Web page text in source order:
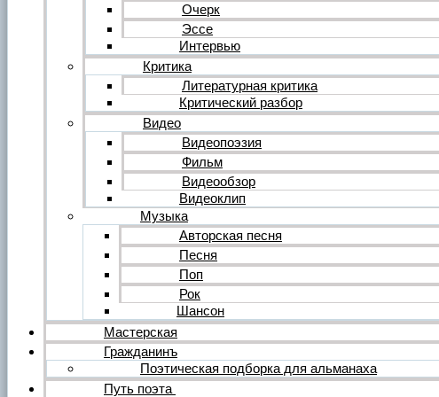
Очерк
Эссе
Интервью
Критика
Литературная критика
Критический разбор
Видео
Видеопоэзия
Фильм
Видеообзор
Видеоклип
Музыка
Авторская песня
Песня
Поп
Рок
Шансон
Мастерская
Гражданинъ
Поэтическая подборка для альманаха
Путь поэта